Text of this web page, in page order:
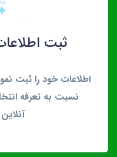
ثبت
اطلاعات خود را ثبت
نسبت به تعرفه